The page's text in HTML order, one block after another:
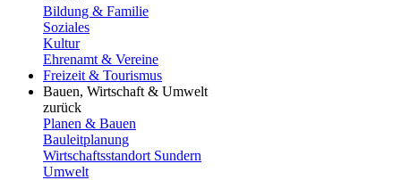
Bildung & Familie
Soziales
Kultur
Ehrenamt & Vereine
Freizeit & Tourismus
Bauen, Wirtschaft & Umwelt
zurück
Planen & Bauen
Bauleitplanung
Wirtschaftsstandort Sundern
Umwelt